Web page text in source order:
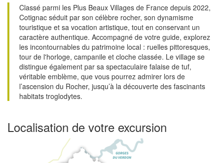
Classé parmi les Plus Beaux Villages de France depuis 2022,
Cotignac séduit par son célèbre rocher, son dynamisme
touristique et sa vocation artistique, tout en conservant un
caractère authentique. Accompagné de votre guide, explorez
les incontournables du patrimoine local : ruelles pittoresques,
tour de l'horloge, campanile et cloche classée. Le village se
distingue également par sa spectaculaire falaise de tuf,
véritable emblème, que vous pourrez admirer lors de
l’ascension du Rocher, jusqu’à la découverte des fascinants
habitats troglodytes.
Localisation de votre excursion